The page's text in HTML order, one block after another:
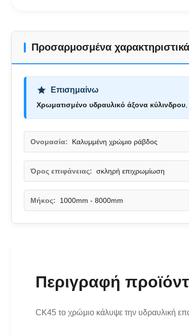
Προσαρμοσμένα
Επισημαίνω
Χρωματισμένο υδραυλικό άξονα κύλινδρου
Ονομασία: Καλυμμένη χρώμιο ράβδος
Όρος επιφάνειας: σκληρή επιχρωμίωση
Μήκος: 1000mm - 8000mm
Περιγραφή
CK45 το χρώμιο κάλυψε την υδραυλική